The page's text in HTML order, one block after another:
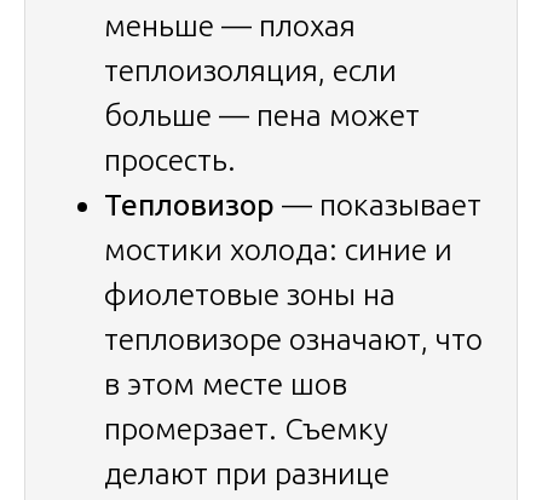
меньше — плохая
теплоизоляция, если
больше — пена может
просесть.
Тепловизор — показывает
мостики холода: синие и
фиолетовые зоны на
тепловизоре означают, что
в этом месте шов
промерзает. Съемку
делают при разнице